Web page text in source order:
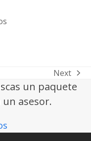
next
post:
Next
un paquete
un asesor.